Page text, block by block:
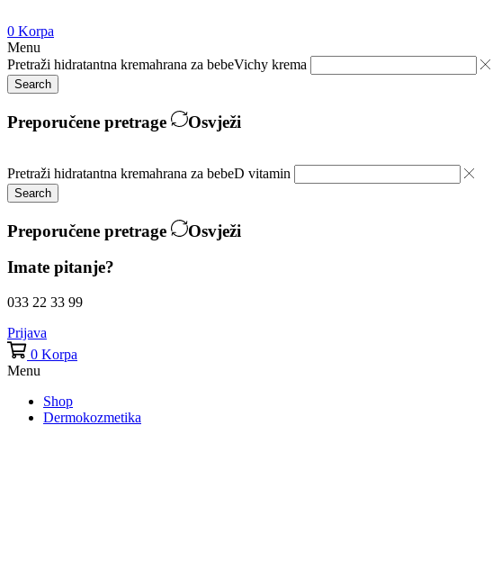
0 Korpa
Menu
Pretraži hidratantna kremahrana za bebeVichy krema
Search
Preporučene pretrage Osvježi
Pretraži hidratantna kremahrana za bebeD vitamin
Search
Preporučene pretrage
Osvježi
Imate pitanje?
033 22 33 99
Prijava
0 Korpa
Menu
Shop
Dermokozmetika